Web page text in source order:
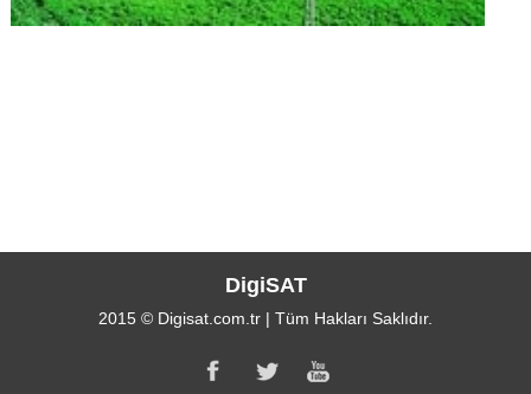
DigiSAT
2015 © Digisat.com.tr | Tüm Hakları Saklıdır.